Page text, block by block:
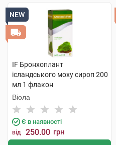
NEW
IF Бронхоплант
ісландського моху сироп 200
мл 1 флакон
Віола
Є в наявності
від 250.00 грн